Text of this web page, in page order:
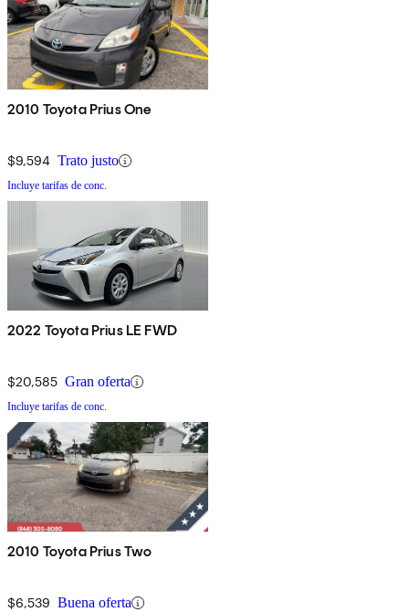
2010 Toyota Prius One
$9,594 Trato justo
Incluye tarifas de conc.
2022 Toyota Prius LE FWD
$20,585 Gran oferta
Incluye tarifas de conc.
2010 Toyota Prius Two
$6,539 Buena oferta